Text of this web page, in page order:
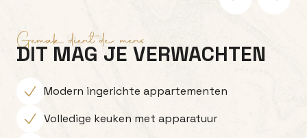
Gemak dient de mens
DIT MAG JE VERWACHTEN
Modern ingerichte appartementen
Volledige keuken met apparatuur